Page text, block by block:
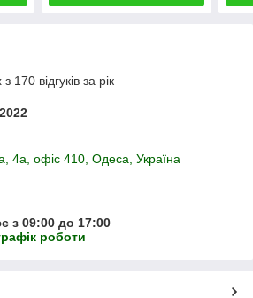
170 відгуків за рік
4а, офіс 410, Одеса, Україна
з 09:00 до 17:00
роботи